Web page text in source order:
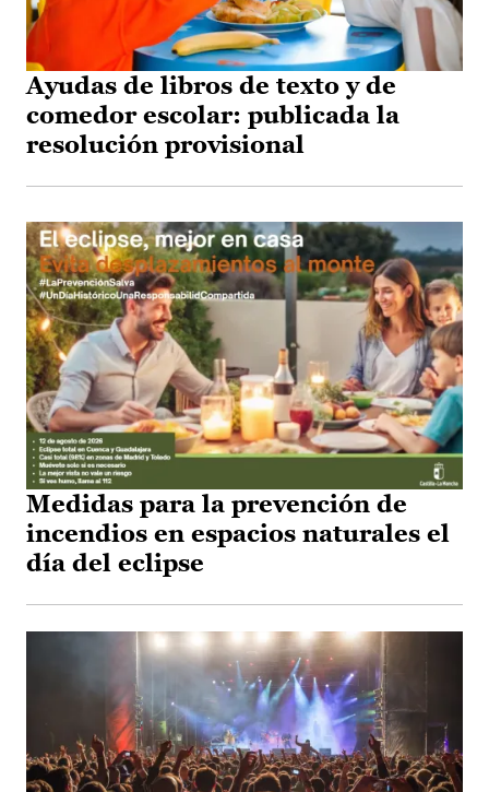
Ayudas de libros de texto y de
comedor escolar: publicada la
resolución provisional
Medidas para la prevención de
incendios en espacios naturales el
día del eclipse